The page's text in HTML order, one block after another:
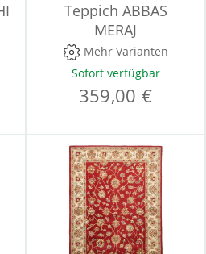
Teppich ABBAS
MERAJ
Mehr Varianten
Sofort verfügbar
359,00 €